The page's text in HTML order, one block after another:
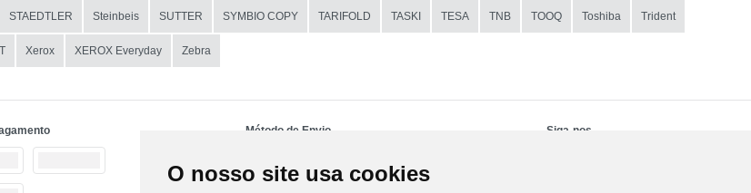
O nosso site usa cookies
STAEDTLER Steinbeis SUTTER SYMBIO COPY TARIFOLD TASKI TESA TNB TOOQ Toshiba Trident
Xerox XEROX Everyday Zebra
Método de Envio Siga-nos